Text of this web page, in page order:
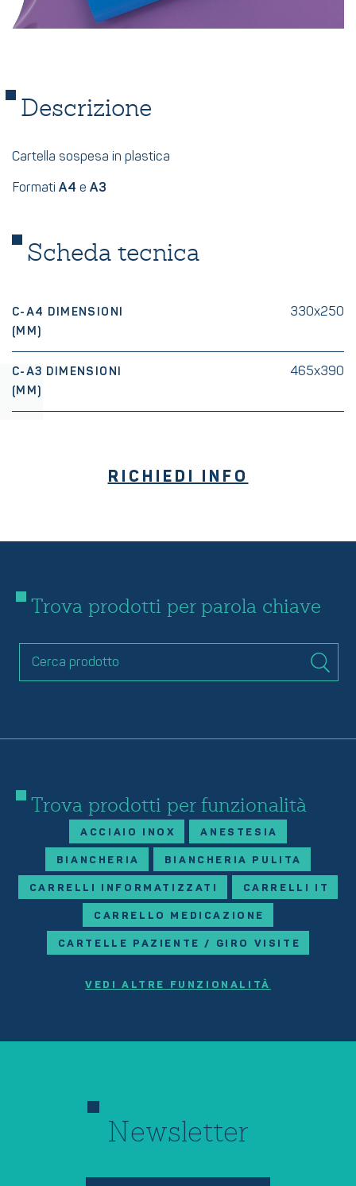
Descrizione
Cartella sospesa in plastica
Formati A4 e A3
Scheda tecnica
C-A4 DIMENSIONI
(MM)
330x250
C-A3 DIMENSIONI
(MM)
465x390
RICHIEDI INFO
Trova prodotti per parola chiave
Trova prodotti per funzionalità
ACCIAIO INOX ANESTESIA
BIANCHERIA BIANCHERIA PULITA
CARRELLI INFORMATIZZATI CARRELLI IT
CARRELLO MEDICAZIONE
CARTELLE PAZIENTE / GIRO VISITE
VEDI ALTRE FUNZIONALITÀ
Newsletter